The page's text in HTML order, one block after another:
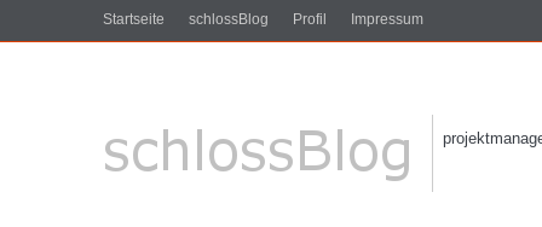
Startseite schlossBlog Profil Impressum